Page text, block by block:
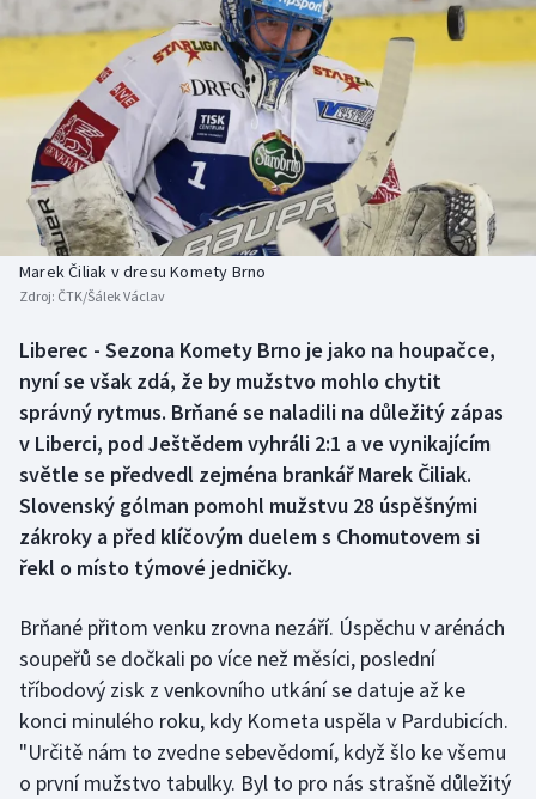
DALŠÍ SPORTY
Americký fotbal
Baseball a softbal
Basketbal
Biatlon
Box
Curling
Dostihy
Florbal
Futsal
Golf
Gymnastika
Házená
NEPŘEHLÉDNĚTE
Soutěže
Historické návraty
Aplikace ČT sport
Marek Čiliak v dresu Komety Brno
Zdroj: ČTK/Šálek Václav
Liberec - Sezona Komety Brno je jako na houpačce,
nyní se však zdá, že by mužstvo mohlo chytit
správný rytmus. Brňané se naladili na důležitý zápas
v Liberci, pod Ještědem vyhráli 2:1 a ve vynikajícím
světle se předvedl zejména brankář Marek Čiliak.
Slovenský gólman pomohl mužstvu 28 úspěšnými
zákroky a před klíčovým duelem s Chomutovem si
řekl o místo týmové jedničky.
Brňané přitom venku zrovna nezáří. Úspěchu v arénách
soupeřů se dočkali po více než měsíci, poslední
tříbodový zisk z venkovního utkání se datuje až ke
konci minulého roku, kdy Kometa uspěla v Pardubicích.
"Určitě nám to zvedne sebevědomí, když šlo ke všemu
o první mužstvo tabulky. Byl to pro nás strašně důležitý